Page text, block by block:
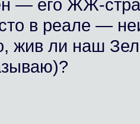
— его ЖЖ-
в реале —
жив ли наш